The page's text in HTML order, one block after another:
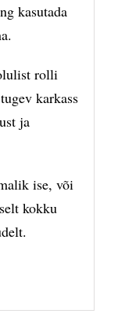
kasutada
rolli
karkass
ja
ise, või
kokku